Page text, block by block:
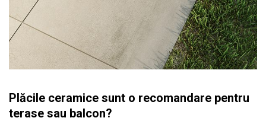
Plăcile ceramice sunt o recomandare pentru
terase sau balcon?